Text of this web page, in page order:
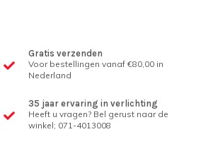
Gratis verzenden
Voor bestellingen vanaf €80,00 in
Nederland
35 jaar ervaring in verlichting
Heeft u vragen? Bel gerust naar de
winkel; 071-4013008